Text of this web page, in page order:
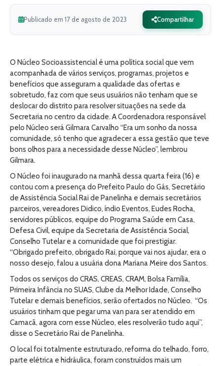
Publicado em 17 de agosto de 2023 Compartilhar
O Núcleo Socioassistencial é uma política social que vem
acompanhada de vários serviços, programas, projetos e
benefícios que asseguram a qualidade das ofertas e
sobretudo, faz com que seus usuários não tenham que se
deslocar do distrito para resolver situações na sede da
Secretaria no centro da cidade. A Coordenadora responsável
pelo Núcleo será Gilmara Carvalho “Era um sonho da nossa
comunidade, só tenho que agradecer a essa gestão que teve
bons olhos para a necessidade desse Núcleo”, lembrou
Gilmara.
O Núcleo foi inaugurado na manhã dessa quarta feira (16) e
contou com a presença do Prefeito Paulo do Gás, Secretário
de Assistência Social Rai de Panelinha e demais secretários
parceiros, vereadores Didico, índio Eventos, Eudes Rocha,
servidores públicos, equipe do Programa Saúde em Casa,
Defesa Civil, equipe da Secretaria de Assistência Social,
Conselho Tutelar e a comunidade que foi prestigiar.
“Obrigado prefeito, obrigado Rai, porque vai nos ajudar, era o
nosso desejo, falou a usuária dona Mariana Meire dos Santos.
Todos os serviços do CRAS, CREAS, CRAM, Bolsa Família,
Primeira Infância no SUAS, Clube da Melhor Idade, Conselho
Tutelar e demais benefícios, serão ofertados no Núcleo. “Os
usuários tinham que pegar uma van para ser atendido em
Camacã, agora com esse Núcleo, eles resolverão tudo aqui”,
disse o Secretário Rai de Panelinha.
O local foi totalmente estruturado, reforma do telhado, forro,
parte elétrica e hidráulica, foram construídos mais um